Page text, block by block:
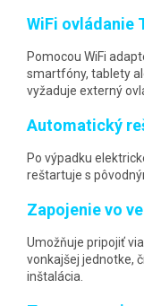
WiFi ovládanie
Pomocou WiFi
smartfóny, tablety
vyžaduje externý
Automatický
Po výpadku
reštartuje s
Zapojenie vo
Umožňuje pripojiť
vonkajšej jednotke,
inštalácia.